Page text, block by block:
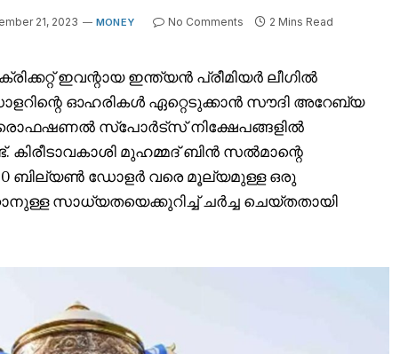
21, 2023 MONEY No Comments 2 Mins Read
ഇവന്റായ ഇന്ത്യൻ പ്രീമിയർ ലീഗിൽ
ഓഹരികൾ ഏറ്റെടുക്കാൻ സൗദി അറേബ്യ
പ്രൊഫഷണൽ സ്‌പോർട്‌സ് നിക്ഷേപങ്ങളിൽ
മുഹമ്മദ് ബിൻ സൽമാന്റെ
ബില്യൺ ഡോളർ വരെ മൂല്യമുള്ള ഒരു
സാധ്യതയെക്കുറിച്ച് ചർച്ച ചെയ്തതായി